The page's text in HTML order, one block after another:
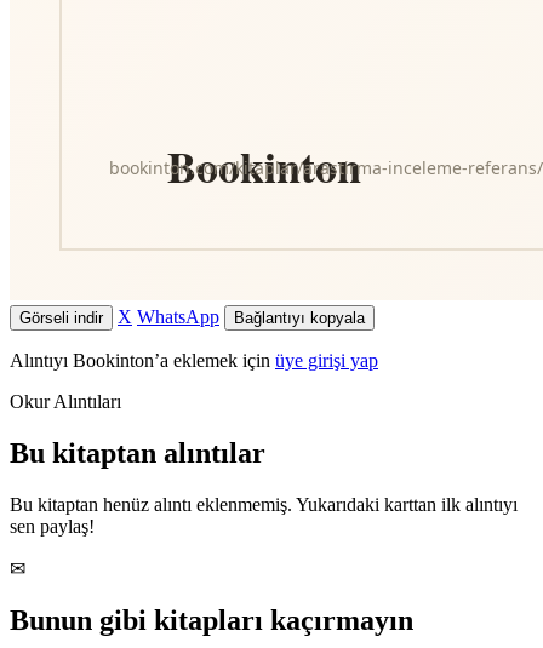
Görseli indir X WhatsApp Bağlantıyı kopyala
Alıntıyı Bookinton’a eklemek için üye girişi yap
Okur Alıntıları
Bu kitaptan alıntılar
Bu kitaptan henüz alıntı eklenmemiş. Yukarıdaki karttan ilk alıntıyı
sen paylaş!
✉
Bunun gibi kitapları kaçırmayın